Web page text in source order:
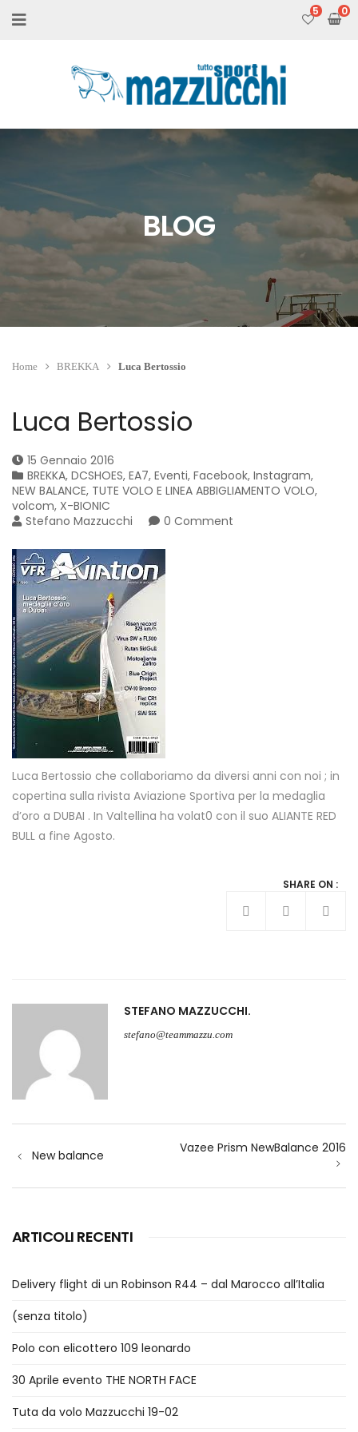
5
BLOG
Home BREKKA Luca Bertossio
Luca Bertossio
15 Gennaio 2016
BREKKA, DCSHOES, EA7, Eventi, Facebook, Instagram,
NEW BALANCE, TUTE VOLO E LINEA ABBIGLIAMENTO VOLO,
volcom, X-BIONIC
Stefano Mazzucchi
0 Comment
Luca Bertossio che collaboriamo da diversi anni con noi ; in
copertina sulla rivista Aviazione Sportiva per la medaglia
d’oro a DUBAI . In Valtellina ha volat0 con il suo ALIANTE RED
BULL a fine Agosto.
SHARE ON :
STEFANO MAZZUCCHI
stefano@teammazzu.com
articoli
New balance Vazee Prism NewBalance 2016
ARTICOLI RECENTI
Delivery flight di un Robinson R44 – dal Marocco all’Italia
(senza titolo)
Polo con elicottero 109 leonardo
30 Aprile evento THE NORTH FACE
Tuta da volo Mazzucchi 19-02